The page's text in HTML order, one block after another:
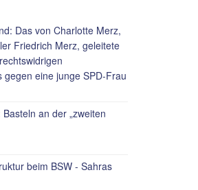
Das von Charlotte Merz,
Friedrich Merz, geleitete
gegen eine junge SPD-Frau
an der „zweiten
beim BSW - Sahras